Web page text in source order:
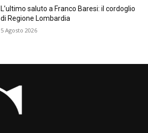
L’ultimo saluto a Franco Baresi: il cordoglio
di Regione Lombardia
5 Agosto 2026